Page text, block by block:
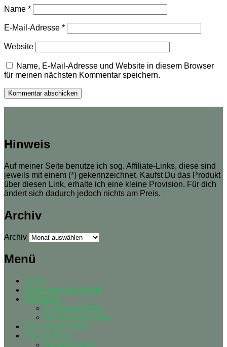
Name *
E-Mail-Adresse *
Website
Name, E-Mail-Adresse und Website in diesem Browser
für meinen nächsten Kommentar speichern.
Hinweis
Auf meiner Seite benutze ich sog. Affiliate-Links, diese sind
jeweils mit einem (*) gekennzeichnet. Kaufst Du das Produkt
über diesen Link, erhalte ich eine kleine Provision. Für dich
ändert sich dadurch jedoch nichts am Preis.
Archiv
Archiv
Menü
Home
Über Living the World
Motivation
4-Sorgen-Reihe
Reisevorbereitung
Reisegeschichten
Ziele & Tipps
Reiseplanung